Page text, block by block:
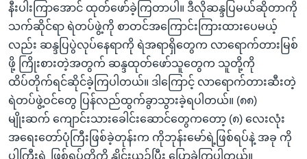
နီးပါးကြာအောင် ထုတ်ဖော်ခဲ့ကြတာပါ။ ဒီလိုဆန္ဒပြမယ်ဆိုတာကို
သက်ဆိုင်ရာ ရဲတပ်ဖွဲ့ကို စာတင်အကြောင်းကြားထားပေမယ့်
လည်း ဆန္ဒပြပွဲလုပ်နေရာကို ရဲအရာရှိတွေက လာရောက်တားမြစ်
ဖို့ ကြိုးစားတဲ့အတွက် ဆန္ဒထုတ်ဖော်သူတွေက သူတို့ကို
ထိပ်တိုက်ရင်ဆိုင်ခဲ့ကြပါတယ်။ ဒါကြောင့် လာရောက်တားဆီးတဲ့
ရဲတပ်ဖွဲ့ဝင်တွေ ပြန်လည်ထွက်ခွာသွားခဲ့ရပါတယ်။ (၈၈)
မျိုးဆက် ကျောင်းသားခေါင်းဆောင်တွေကတော့ (၈) လေးလုံး
အရေးတော်ပုံကြီးဖြစ်ခဲ့တုန်းက ကိုဘုန်းမော်ရဲ့ဖြစ်ရပ်နဲ့ အခု ကို
ပါကြီးရဲ့ ဖြစ်ရပ်တို့ကို နှိုင်းယှဉ်ပြီး ပြောခဲ့ကြပါတယ်။